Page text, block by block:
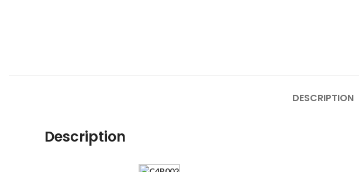
DESCRIPTION
Description